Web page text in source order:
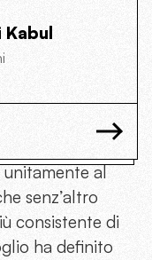
Kabul
al
senz’altro
consistente di
ha definito